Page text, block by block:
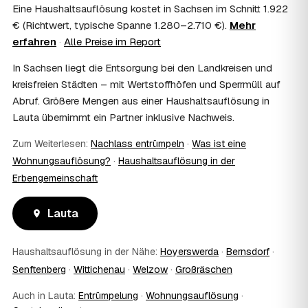
als Werbungskosten. Sie erhalten eine ordentliche
Rechnung als Beleg. Verbindlich klärt das Ihr
Steuerberater – wir liefern die nötigen Unterlagen.
sein?
Nein, Sie müssen nicht durchgängig anwesend sein. Viele
Erben übergeben in Lauta nur die Schlüssel und lassen
sich per Fotos auf dem Laufenden halten. Eine kurze
genügt meist.
09 Bekomme ich einen Entsorgungsnachweis?
Ja. Sie erhalten auf Wunsch einen Entsorgungs- bzw.
Verwertungsnachweis über die fachgerechte Entsorgung.
So ist dokumentiert, dass der Hausstand in Lauta
umweltgerecht und rechtssicher entsorgt wurde.
Oft schon innerhalb weniger Tage, in vielen Regionen
rund um Lauta auch kurzfristig. Den konkreten Termin
bis zu 60 Tage im Voraus sind möglich.
Eine Haushaltsauflösung kostet in Sachsen im Schnitt 1.922
€ (Richtwert, typische Spanne 1.280–2.710 €). Mehr
erfahren · Alle Preise im Report
In Sachsen liegt die Entsorgung bei den Landkreisen und
kreisfreien Städten – mit Wertstoffhöfen und Sperrmüll auf
Abruf. Größere Mengen aus einer Haushaltsauflösung in
Lauta übernimmt ein Partner inklusive Nachweis.
Zum Weiterlesen: Nachlass entrümpeln · Was ist eine
Wohnungsauflösung? · Haushaltsauflösung in der
Erbengemeinschaft
Lauta
Haushaltsauflösung in der Nähe: Hoyerswerda · Bernsdorf ·
Senftenberg · Wittichenau · Welzow · Großräschen
Auch in Lauta: Entrümpelung · Wohnungsauflösung ·